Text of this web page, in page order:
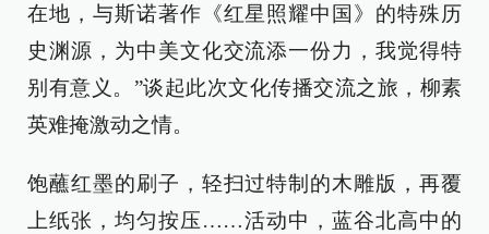
在地，与斯诺著作《红星照耀中国》的特殊历
史渊源，为中美文化交流添一份力，我觉得特
别有意义。”谈起此次文化传播交流之旅，柳素
英难掩激动之情。
饱蘸红墨的刷子，轻扫过特制的木雕版，再覆
上纸张，均匀按压……活动中，蓝谷北高中的